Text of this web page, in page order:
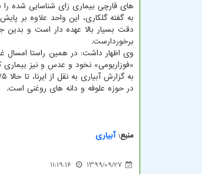
های قارچی بیماری زای شناسایی شده
به گفته گلکاری، این واحد علاوه بر
دقت بسیار بالا عهده دار است و
برخوردارست.
«فوزاریومی» نخود و عدس و نیز
در حوزه علوفه و دانه های روغنی است.
منبع:آبیاری
1399/09/27
11:19:16